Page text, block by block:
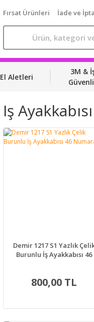
Fırsat Ürünleri İade ve
El Aletleri
3M &
Iş
Demir 1217 S1 Yazlık
Burunlu İş Ayakkabısı 46
800,00 TL